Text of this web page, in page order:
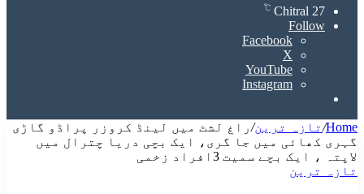
Chitral 27
℃
Follow
Facebook
X
YouTube
Instagram
Home
/تازہ ترین/راغ لشٹ میں لینڈ کروزر پراڈو گاڑی
گہری کھائی میں جا گری، ایک بچی دریا چترال میں
لاپتہ ، ایک بچے سمیت 3افراد زخمی
تازہ ترین